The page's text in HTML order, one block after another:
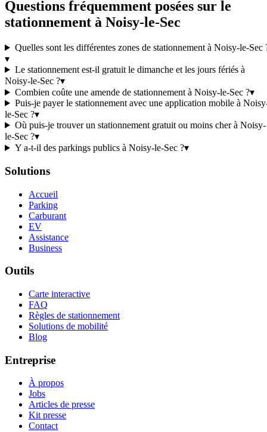
Questions fréquemment posées sur le
stationnement à Noisy-le-Sec
Quelles sont les différentes zones de stationnement à Noisy-le-Sec
▾
Le stationnement est-il gratuit le dimanche et les jours fériés à
Noisy-le-Sec ?▾
Combien coûte une amende de stationnement à Noisy-le-Sec ?▾
Puis-je payer le stationnement avec une application mobile à
le-Sec ?▾
Où puis-je trouver un stationnement gratuit ou moins cher à Noisy-
le-Sec ?▾
Y a-t-il des parkings publics à Noisy-le-Sec ?▾
Solutions
Accueil
Parking
Carburant
EV
Assistance
Business
Outils
Carte interactive
FAQ
Règles de stationnement
Solutions de mobilité
Blog
Entreprise
À propos
Jobs
Articles de presse
Kit presse
Contact